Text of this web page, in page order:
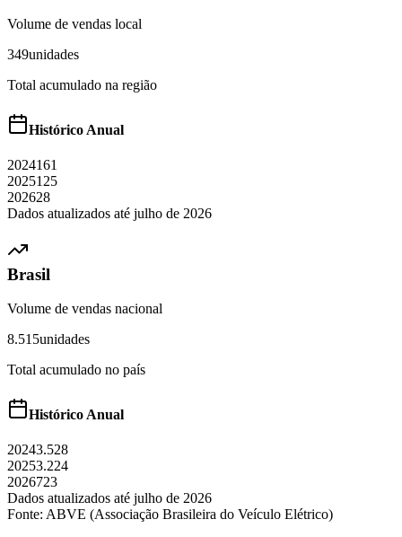
Volume de vendas local
349unidades
Total acumulado na região
Histórico Anual
2024161
2025125
202628
Dados atualizados até julho de 2026
Brasil
Volume de vendas nacional
8.515unidades
Total acumulado no país
Histórico Anual
20243.528
20253.224
2026723
Dados atualizados até julho de 2026
Fonte: ABVE (Associação Brasileira do Veículo Elétrico)